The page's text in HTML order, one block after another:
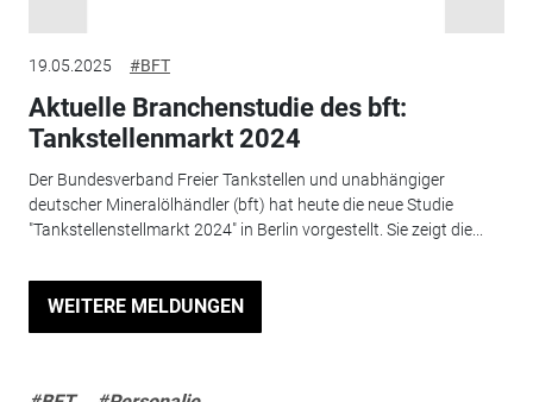
19.05.2025 #BFT
Aktuelle Branchenstudie des bft:
Tankstellenmarkt 2024
Der Bundesverband Freier Tankstellen und unabhängiger
deutscher Mineralölhändler (bft) hat heute die neue Studie
"Tankstellenstellmarkt 2024" in Berlin vorgestellt. Sie zeigt die...
WEITERE MELDUNGEN